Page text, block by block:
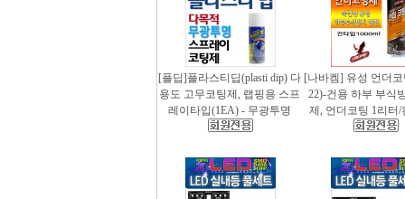
[플딥]플라스티딥(plasti dip) 다
용도 고무코팅제, 랩핑용 스프
레이타입(1EA) - 무광투명
[나바켐] 유성 언더
22)-건용 하부 부식
제, 언더코팅 1리터/